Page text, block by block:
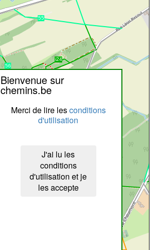
Bienvenue sur
chemins.be
Merci de lire lesconditions
d'utilisation
J'ai lu les
conditions
d'utilisation et je
les accepte